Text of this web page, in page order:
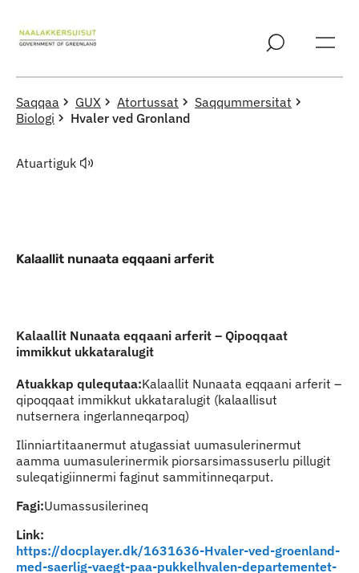
Saqqaa GUX Atortussat
Saqqummersitat
Biologi
Hvaler ved Gronland
Atuartiguk
Kalaallit nunaata eqqaani arferit
Indhold
Kalaallit Nunaata eqqaani arferit – Qipoqqaat
immikkut ukkataralugit
Atuakkap qulequtaa:Kalaallit Nunaata eqqaani arferit –
qipoqqaat immikkut ukkataralugit (kalaallisut
nutsernera ingerlanneqarpoq)
Ilinniartitaanermut atugassiat uumasulerinermut
aamma uumasulerinermik piorsarsimassuserlu pillugit
suleqatigiinnermi faginut sammitinneqarput.
Fagi:Uumassusilerineq
Link:
https://docplayer.dk/1631636-Hvaler-ved-groenland-
med-saerlig-vaegt-paa-pukkelhvalen-departementet-